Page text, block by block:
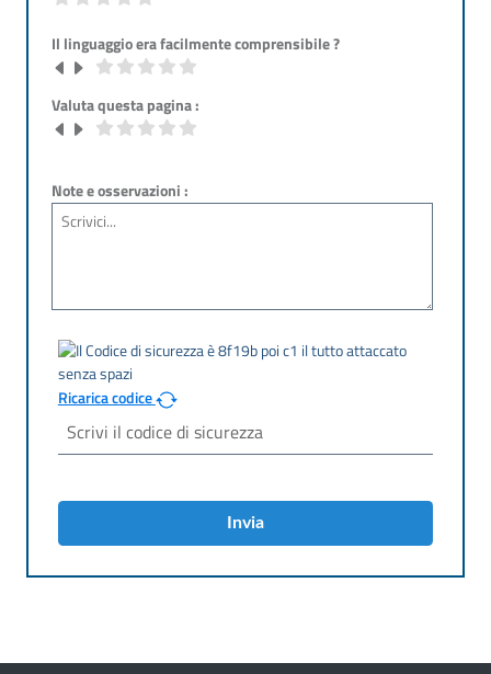
Il linguaggio era facilmente comprensibile ?
Valuta questa pagina :
Note e osservazioni :
Ricarica codice
Invia